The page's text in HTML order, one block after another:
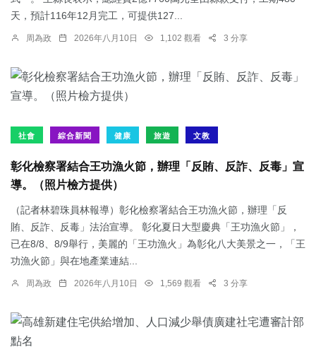
天，預計116年12月完工，可提供127...
周為政 2026年八月10日 1,102 觀看 3 分享
社會 綜合新聞 健康 旅遊 文教
彰化檢察署結合王功漁火節，辦理「反賄、反詐、反毒」宣
導。（照片檢方提供）
（記者林碧珠員林報導）彰化檢察署結合王功漁火節，辦理「反
賄、反詐、反毒」法治宣導。 彰化夏日大型慶典「王功漁火節」，
已在8/8、8/9舉行，美麗的「王功漁火」為彰化八大美景之一，「王
功漁火節」與在地產業連結...
周為政 2026年八月10日 1,569 觀看 3 分享